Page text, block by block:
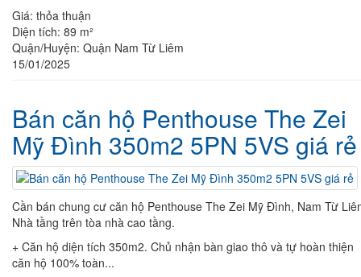
Giá: thỏa thuận
Diện tích: 89 m²
Quận/Huyện: Quận Nam Từ Liêm
15/01/2025
Bán căn hộ Penthouse The Zei
Mỹ Đình 350m2 5PN 5VS giá rẻ
Cần bán chung cư căn hộ Penthouse The Zei Mỹ Đình, Nam Từ
Nhà tầng trên tòa nhà cao tầng.
+ Căn hộ diện tích 350m2. Chủ nhận bàn giao thô và tự hoàn thiện
căn hộ 100% toàn...